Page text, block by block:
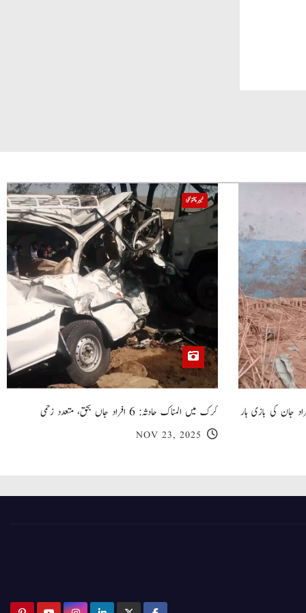
گھر کی چھت گرنے کا سانحہ: 5 افراد جان کی بازی ہار
خیبر پختونخوا
کرک میں المناک حادثہ: 6 افراد جاں بحق، متعدد زخمی
NOV 23, 2025